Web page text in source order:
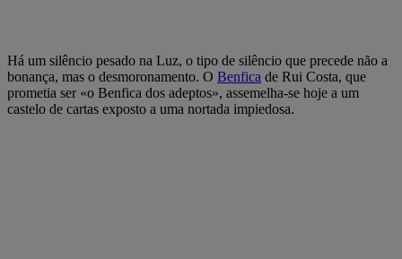
Há um silêncio pesado na Luz, o tipo de silêncio que precede não a
bonança, mas o desmoronamento. O Benfica de Rui Costa, que
prometia ser «o Benfica dos adeptos», assemelha-se hoje a um
castelo de cartas exposto a uma nortada impiedosa.